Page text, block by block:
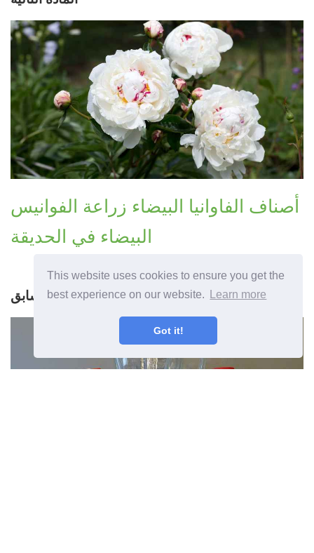
This website uses cookies to ensure you get the
best experience on our website.
Learn more
Got it!
أصناف الفاوانيا البيضاء زراعة الفوانيس
البيضاء في الحديقة
المقال السابق